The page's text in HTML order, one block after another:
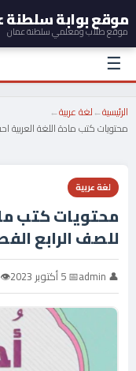
موقع بوابة سلطنة
موقع طلاب ومعلمي سلطنة عمان
☰
الرئيسية←لغة عربية←
محتويات كتب مادة اللغة العربية
لغة عربية
محتويات كتب
للصف الرابع
👤 admin 📅 5 أكتوبر 2023 👁 127